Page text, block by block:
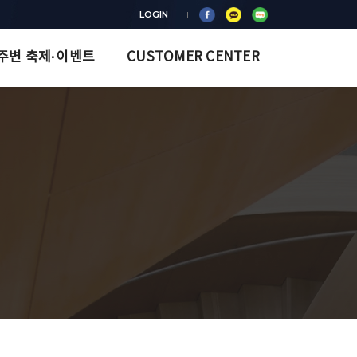
LOGIN
변 축제·이벤트 CUSTOMER CENTER